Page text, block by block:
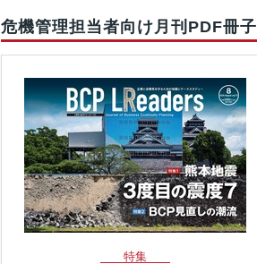
危機管理担当者向け月刊PDF冊子
特集